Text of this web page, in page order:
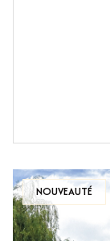
NOUVEAUTÉ